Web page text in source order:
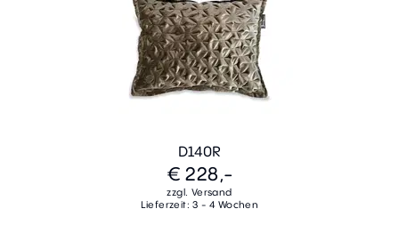
D140R
€ 228,-
zzgl. Versand
Lieferzeit: 3 - 4 Wochen